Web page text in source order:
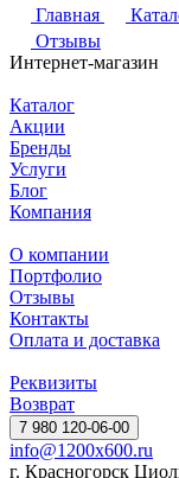
Главная
Отзывы
Интернет-магазин
Каталог
Акции
Бренды
Услуги
Блог
Компания
О компании
Портфолио
Отзывы
Контакты
Оплата и доставка
Реквизиты
Возврат
7 980 120-06-00
info@1200x600.ru
г. Красногорск